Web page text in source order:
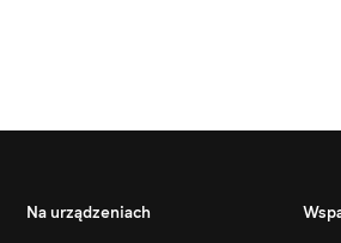
Na urządzeniach